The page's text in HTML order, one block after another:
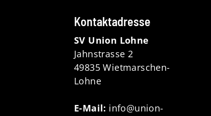
Kontaktadresse
SV Union Lohne
Jahnstrasse 2
49835 Wietmarschen-
Lohne
E-Mail: info@union-